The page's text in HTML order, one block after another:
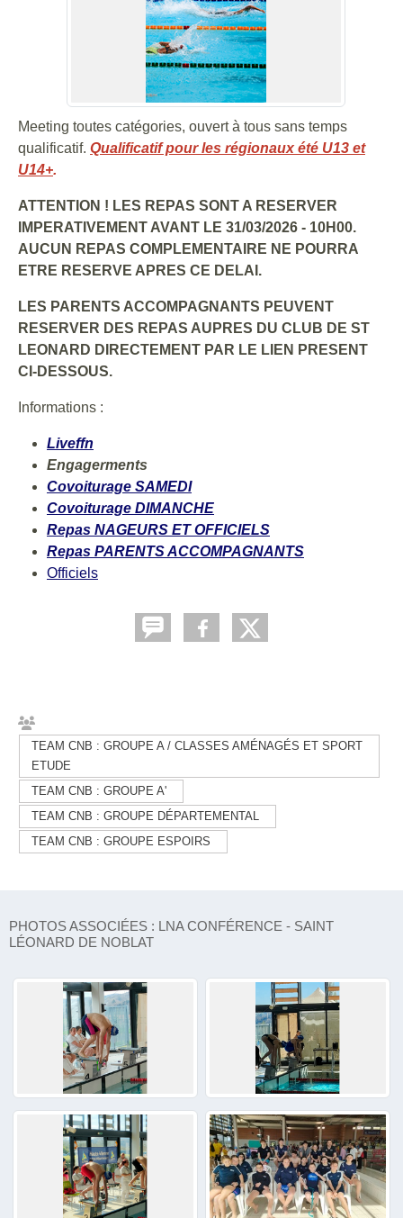
Meeting toutes catégories, ouvert à tous sans temps
qualificatif. Qualificatif pour les régionaux été U13 et
U14+.
ATTENTION ! LES REPAS SONT A RESERVER
IMPERATIVEMENT AVANT LE 31/03/2026 - 10H00.
AUCUN REPAS COMPLEMENTAIRE NE POURRA
ETRE RESERVE APRES CE DELAI.
LES PARENTS ACCOMPAGNANTS PEUVENT
RESERVER DES REPAS AUPRES DU CLUB DE ST
LEONARD DIRECTEMENT PAR LE LIEN PRESENT
CI-DESSOUS.
Informations :
Liveffn
Engagerments
Covoiturage SAMEDI
Covoiturage DIMANCHE
Repas NAGEURS ET OFFICIELS
Repas PARENTS ACCOMPAGNANTS
Officiels
TEAM CNB : GROUPE A / CLASSES AMÉNAGÉS ET SPORT
ETUDE
TEAM CNB : GROUPE A'
TEAM CNB : GROUPE DÉPARTEMENTAL
TEAM CNB : GROUPE ESPOIRS
PHOTOS ASSOCIÉES : LNA CONFÉRENCE - SAINT
LÉONARD DE NOBLAT